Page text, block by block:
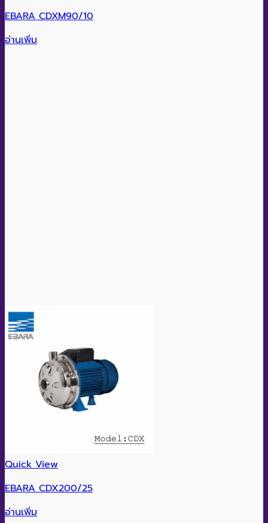
EBARA CDXM90/10
อ่านเพิ่ม
Quick View
EBARA CDX200/25
อ่านเพิ่ม